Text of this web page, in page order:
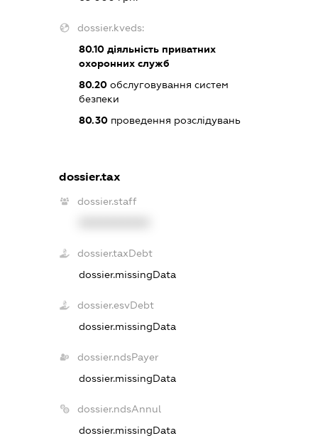
dossier.kveds:
80.10 діяльність приватних
охоронних служб
80.20 обслуговування систем
безпеки
80.30 проведення розслідувань
dossier.tax
dossier.staff
dossier.taxDebt
dossier.missingData
dossier.esvDebt
dossier.missingData
dossier.ndsPayer
dossier.missingData
dossier.ndsAnnul
dossier.missingData